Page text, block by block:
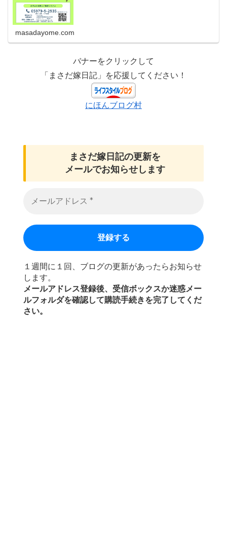
masadayome.com
バナーをクリックして
「まさだ嫁日記」を応援してください！
にほんブログ村
まさだ嫁日記の更新を
メールでお知らせします
１週間に１回、ブログの更新があったらお知らせ
します。
メールアドレス登録後、受信ボックスか迷惑メー
ルフォルダを確認して購読手続きを完了してくだ
さい。